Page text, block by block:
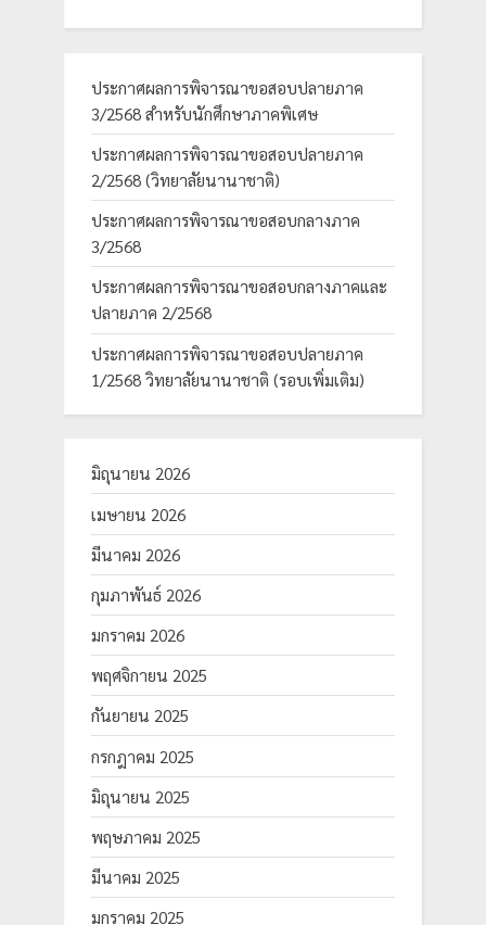
ประกาศผลการพิจารณาขอสอบปลายภาค
3/2568 สำหรับนักศึกษาภาคพิเศษ
ประกาศผลการพิจารณาขอสอบปลายภาค
2/2568 (วิทยาลัยนานาชาติ)
ประกาศผลการพิจารณาขอสอบกลางภาค
3/2568
ประกาศผลการพิจารณาขอสอบกลางภาคและ
ปลายภาค 2/2568
ประกาศผลการพิจารณาขอสอบปลายภาค
1/2568 วิทยาลัยนานาชาติ (รอบเพิ่มเติม)
มิถุนายน 2026
เมษายน 2026
มีนาคม 2026
กุมภาพันธ์ 2026
มกราคม 2026
พฤศจิกายน 2025
กันยายน 2025
กรกฎาคม 2025
มิถุนายน 2025
พฤษภาคม 2025
มีนาคม 2025
มกราคม 2025